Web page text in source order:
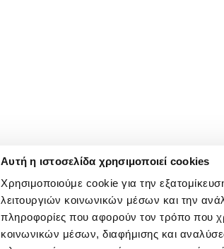
Αυτή η ιστοσελίδα χρησιμοποιεί cookies
Χρησιμοποιούμε cookie για την
λειτουργιών κοινωνικών μέσων και την
πληροφορίες που αφορούν τον τρόπο που
κοινωνικών μέσων, διαφήμισης και